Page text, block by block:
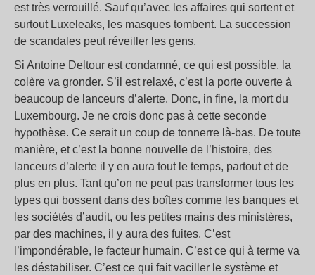
est très verrouillé. Sauf qu’avec les affaires qui sortent et
surtout Luxeleaks, les masques tombent. La succession
de scandales peut réveiller les gens.
Si Antoine Deltour est condamné, ce qui est possible, la
colère va gronder. S’il est relaxé, c’est la porte ouverte à
beaucoup de lanceurs d’alerte. Donc, in fine, la mort du
Luxembourg. Je ne crois donc pas à cette seconde
hypothèse. Ce serait un coup de tonnerre là-bas. De toute
manière, et c’est la bonne nouvelle de l’histoire, des
lanceurs d’alerte il y en aura tout le temps, partout et de
plus en plus. Tant qu’on ne peut pas transformer tous les
types qui bossent dans des boîtes comme les banques et
les sociétés d’audit, ou les petites mains des ministères,
par des machines, il y aura des fuites. C’est
l’impondérable, le facteur humain. C’est ce qui à terme va
les déstabiliser. C’est ce qui fait vaciller le système et